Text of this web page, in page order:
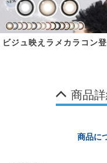
ビジュ映えラメカラコン
商品
商品に